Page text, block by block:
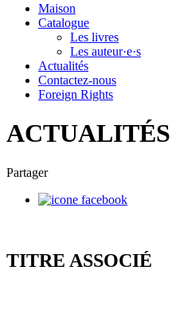
Maison
Catalogue
Les livres
Les auteur·e·s
Actualités
Contactez-nous
Foreign Rights
ACTUALITÉS
Partager
TITRE ASSOCIÉ